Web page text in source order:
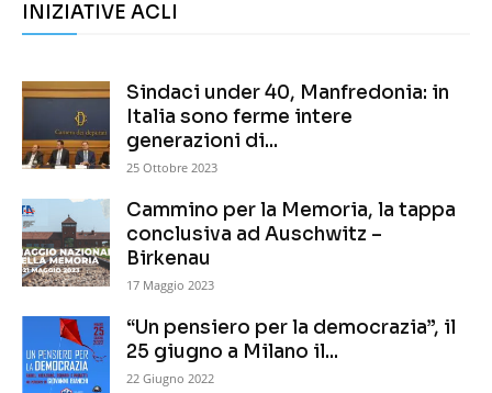
INIZIATIVE ACLI
Sindaci under 40, Manfredonia: in
Italia sono ferme intere
generazioni di...
25 Ottobre 2023
Cammino per la Memoria, la tappa
conclusiva ad Auschwitz –
Birkenau
17 Maggio 2023
“Un pensiero per la democrazia”, il
25 giugno a Milano il...
22 Giugno 2022